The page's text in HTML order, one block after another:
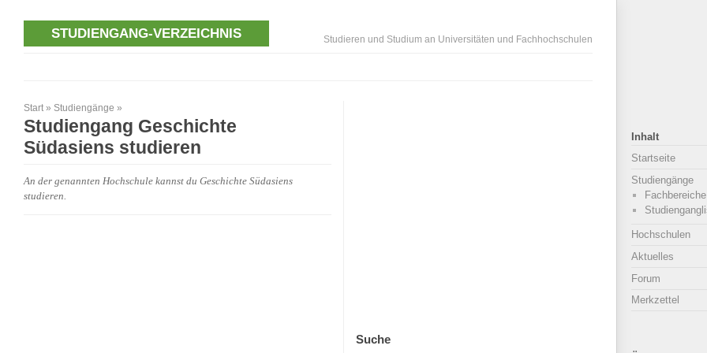
STUDIENGANG-VERZEICHNIS Studieren und Studium an Universitäten und Fachhochschulen
Start » Studiengänge »
Studiengang Geschichte
Südasiens studieren
An der genannten Hochschule kannst du Geschichte Südasiens
studieren.
Suche
Inhalt
Startseite
Studiengänge
Fachbereiche
Hochschulen
Aktuelles
Forum
Merkzettel